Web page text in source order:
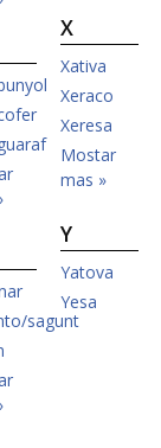
sagunt
X
Xativa
Xeraco
Xeresa
Mostar
mas »
Y
Yatova
Yesa